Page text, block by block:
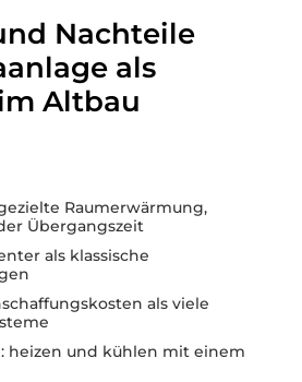
Nachteile
als
Altbau
Raumerwärmung,
Übergangszeit
als klassische
als viele
heizen und kühlen mit einem